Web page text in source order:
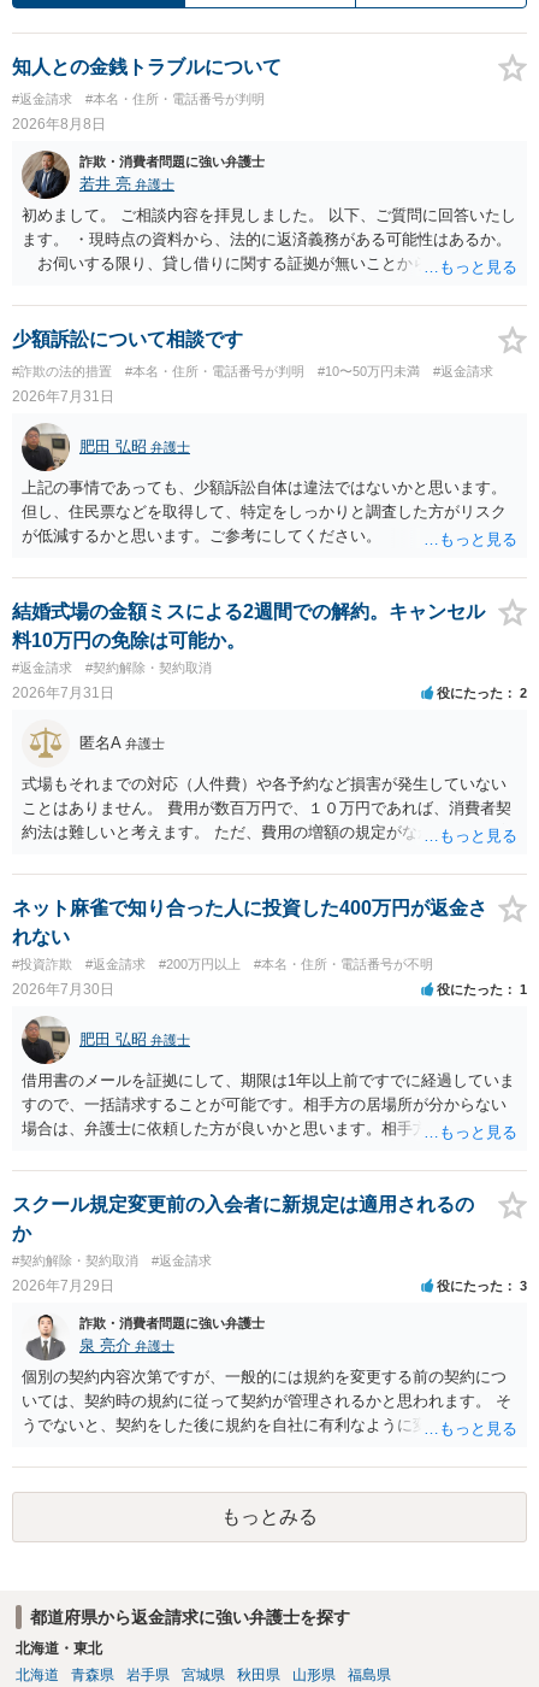
知人との金銭トラブルについて
#返金請求 #本名・住所・電話番号が判明
2026年8月8日
詐欺・消費者問題に強い弁護士
若井 亮 弁護士
初めまして。 ご相談内容を拝見しました。 以下、ご質問に回答いたし
ます。 ・現時点の資料から、法的に返済義務がある可能性はあるか。
お伺いする限り、貸し借りに関する証拠が無いことから、相手方が
主張や現在の資料を踏まえ、今後どのように対応するのが適切か。
贈与か消費貸借かの争いにおいては、様々な圧力をかけて回収をしよ
うとするケースも散見されます。 ご自身での対応に窮するようであ
れば、代理人を立てることもご検討ください。 ・相手へ送る回答文に
ついてアドバイスをいただけるか。 具体的な回答内容については、
一般的に無料法律相談での対応外になろうかと思います。 法律事務
所にご連絡いただき、対応の可否や費用をご確認ください。
少額訴訟について相談です
#詐欺の法的措置 #本名・住所・電話番号が判明 #10〜50万円未満 #返金請求
2026年7月31日
肥田 弘昭 弁護士
上記の事情であっても、少額訴訟自体は違法ではないかと思います。
但し、住民票などを取得して、特定をしっかりと調査した方がリスク
が低減するかと思います。ご参考にしてください。
結婚式場の金額ミスによる2週間での解約。キャンセル
料10万円の免除は可能か。
#返金請求 #契約解除・契約取消
2026年7月31日 役にたった 2
匿名A 弁護士
式場もそれまでの対応（人件費）や各予約など損害が発生していない
ことはありません。 費用が数百万円で、１０万円であれば、消費者契
約法は難しいと考えます。 ただ、費用の増額の規定がなかったのに増
ということになり、解約するのは理由がないことになります。
ネット麻雀で知り合った人に投資した400万円が返金さ
れない
#投資詐欺 #返金請求 #200万円以上 #本名・住所・電話番号が不明
2026年7月30日 役にたった 1
肥田 弘昭 弁護士
借用書のメールを証拠にして、期限は1年以上前ですでに経過していま
すので、一括請求することが可能です。相手方の居場所が分からない
場合は、弁護士に依頼した方が良いかと思います。相手方の居場所が
さい。
スクール規定変更前の入会者に新規定は適用されるの
か
#契約解除・契約取消 #返金請求
2026年7月29日 役にたった 3
詐欺・消費者問題に強い弁護士
泉 亮介 弁護士
個別の契約内容次第ですが、一般的には規約を変更する前の契約につ
いては、契約時の規約に従って契約が管理されるかと思われます。 そ
うでないと、契約をした後に規約を自社に有利なように変更し、それ
る場合があるかと思われます。
もっとみる
都道府県から返金請求に強い弁護士を探す
北海道・東北
北海道
青森県 岩手県 宮城県 秋田県 山形県 福島県